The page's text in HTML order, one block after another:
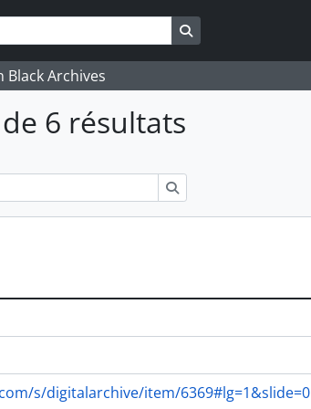
Archives
6 résultats
s/digitalarchive/item/6369#lg=1&slide=0